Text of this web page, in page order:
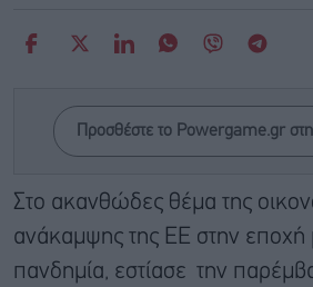
Προσθέστε το Powergame.gr
Στο ακανθώδες θέμα της
ανάκαμψης της ΕΕ στην εποχή
πανδημία, εστίασε την